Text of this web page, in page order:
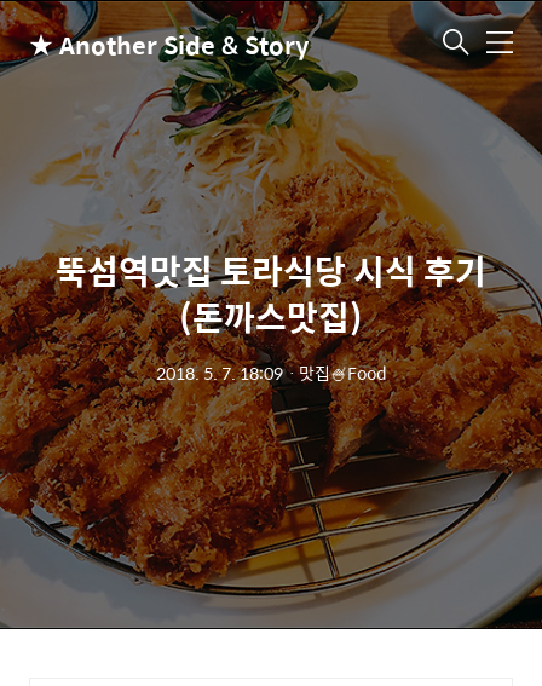
★ Another Side & Story 메
뉴
뚝섬역맛집 토라식당 시식 후기
(돈까스맛집)
2018. 5. 7. 18:09ㆍ맛집🍧Food